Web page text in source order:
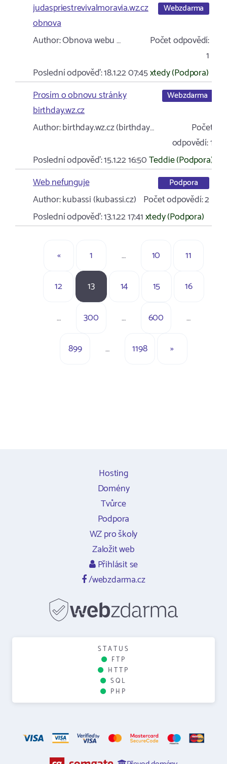
judaspriestrevivalmoravia.wz.cz
obnova
Webzdarma
Author:Obnova webu …
Počet odpovědí:
1
Poslední odpověď:18.1.22 07:45xtedy (Podpora)
Prosím o obnovu stránky
birthday.wz.cz
Webzdarma
Author:birthday.wz.cz (birthday…
Počet
odpovědí:1
Poslední odpověď:15.1.22 16:50Teddie (Podpora)
Web nefunguje
Podpora
Author:kubassi (kubassi.cz) Počet odpovědí:2
Poslední odpověď:13.1.22 17:41xtedy (Podpora)
« 1 … 10 11
12 13 14 15 16
… 300 … 600 …
899 … 1198 »
Hosting
Domény
Tvůrce
Podpora
WZ pro školy
Založit web
Přihlásit se
/webzdarma.cz
STATUS
FTP
HTTP
SQL
PHP